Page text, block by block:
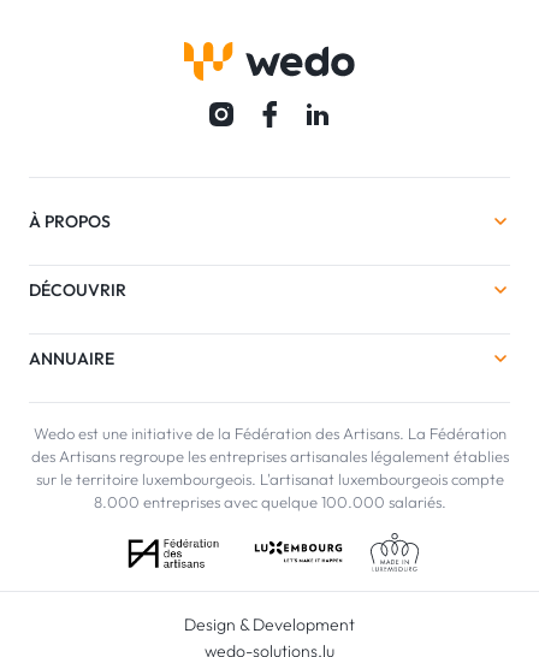
À PROPOS
DÉCOUVRIR
ANNUAIRE
Wedo est une initiative de la Fédération des Artisans. La Fédération
des Artisans regroupe les entreprises artisanales légalement établies
sur le territoire luxembourgeois. L'artisanat luxembourgeois compte
8.000 entreprises avec quelque 100.000 salariés.
Design & Development
wedo-solutions.lu